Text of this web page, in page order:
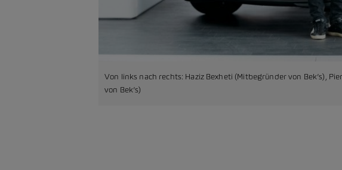
Von links nach rechts: Haziz Bexheti (Mitbegründer von Bek’s),
von Bek’s)